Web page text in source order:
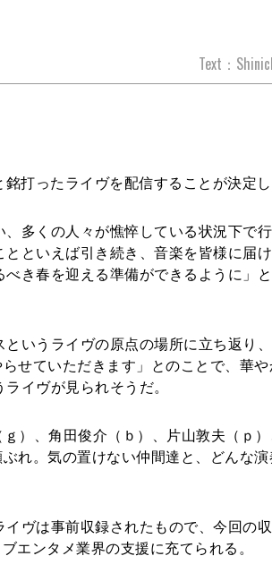
Text：
打ったライヴを配信することが決定し
多くの人々が憔悴している状況下で
といえば引き続き、音楽を皆様に届け
き春を迎える準備ができるように」
いうライヴの原点の場所に立ち返り
せていただきます」とのことで、華
イヴが見られそうだ。
）、角田俊介（ｂ）、片山敦夫（ｐ
れ。気の置けない仲間達と、どんな演
ヴは事前収録されたもので、今回の
エンタメ業界の支援に充てられる。